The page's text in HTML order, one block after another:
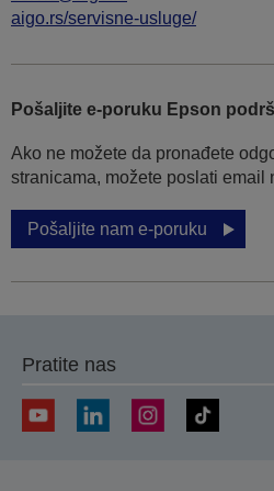
aigo.rs/servisne-usluge/
Pošaljite e-poruku Epson
Ako ne možete da pronađete
stranicama, možete poslati email
Pošaljite nam e-poruku
Pratite nas